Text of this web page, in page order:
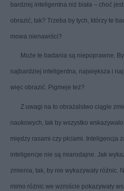
bardziej inteligentna niż biała – choć
obrazić, tak? Trzeba by tych, którzy te
mowa nienawiści?
Może te badania są niepoprawne.
najbardziej inteligentna, największa i
więc obrazić. Pigmeje też?
Z uwagi na to obrażalstwo ciągle
naukowych, tak by wszystko
między rasami czy płciami. Inteligencja
inteligencje nie są miarodajne. Jak
zmienia, tak, by nie wykazywały różnic.
mimo różnic we wzroście pokazywały